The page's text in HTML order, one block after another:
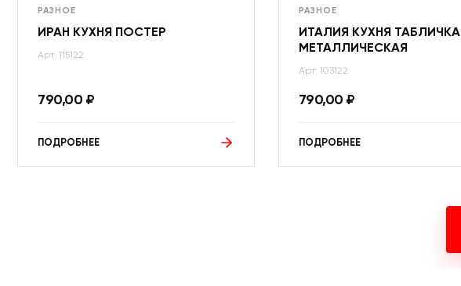
РАЗНОЕ
ИРАН КУХНЯ ПОСТЕР
Арт: 115122
790,00 ₽
ПОДРОБНЕЕ
РАЗНОЕ
ИТАЛИЯ КУХНЯ ТАБЛИЧКА
МЕТАЛЛИЧЕСКАЯ
Арт: 103122
790,00 ₽
ПОДРОБНЕЕ